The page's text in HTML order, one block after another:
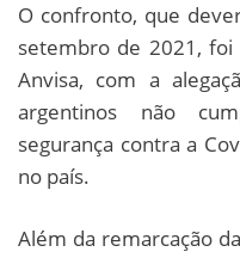
O confronto, que
setembro de 2021,
Anvisa, com a
argentinos não
segurança contra a
no país.
Além da remarcação